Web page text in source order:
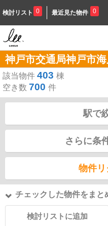
検討リスト 0 最近見た物件 0
神戸市交通局神戸市
該当物件 403 棟
空き数 700 件
駅で
さらに条
物件リ
チェックした物件をまと
検討リストに追加